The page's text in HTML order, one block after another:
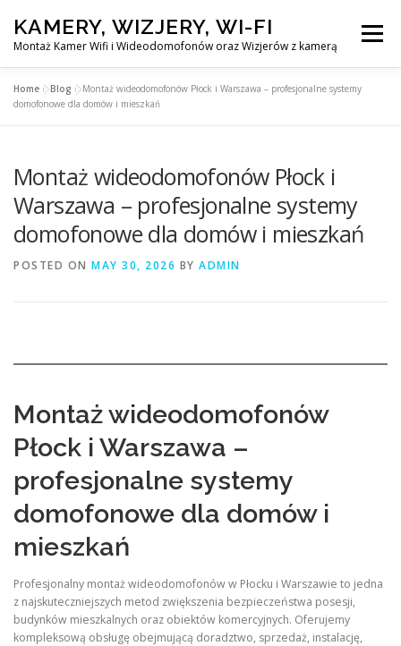
content
KAMERY, WIZJERY, WI-FI
Montaż Kamer Wifi i Wideodomofonów oraz Wizjerów z kamerą
Menu
GŁÓWNA MONTAŻ KAMER WIFI W WARSZAWA
MONTAŻ WIDEDOMOFONÓW
MONTAŻU WIZJERÓW Z KAMERĄ BLOG
Home »Blog »Montaż wideodomofonów Płock i Warszawa – profesjonalne systemy
domofonowe dla domów i mieszkań
Montaż wideodomofonów Płock i
Warszawa – profesjonalne systemy
domofonowe dla domów i mieszkań
POSTED ON MAY 30, 2026 BY ADMIN
Montaż wideodomofonów
Płock i Warszawa –
profesjonalne systemy
domofonowe dla domów i
mieszkań
Profesjonalny montaż wideodomofonów w Płocku i Warszawie to jedna
z najskuteczniejszych metod zwiększenia bezpieczeństwa posesji,
budynków mieszkalnych oraz obiektów komercyjnych. Oferujemy
kompleksową obsługę obejmującą doradztwo, sprzedaż, instalację,